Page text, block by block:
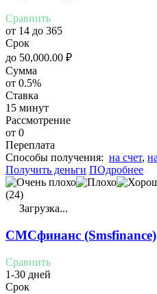
Сравнить
от 14 до 365
Срок
до 50,000.00 ₽
Сумма
от 0.5%
Ставка
15 минут
Рассмотрение
от 0
Переплата
Cпособы получения: на счет,
Получить деньги ПОдробнее
(24)
Загрузка...
СМСфинанс (Smsfinance)
Сравнить
1-30 дней
Срок